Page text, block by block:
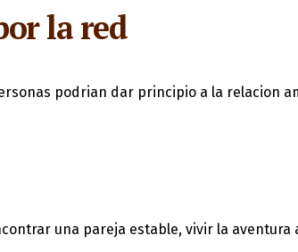
la red
podri­an dar principio a la relacion
una pareja estable, vivir la aventura